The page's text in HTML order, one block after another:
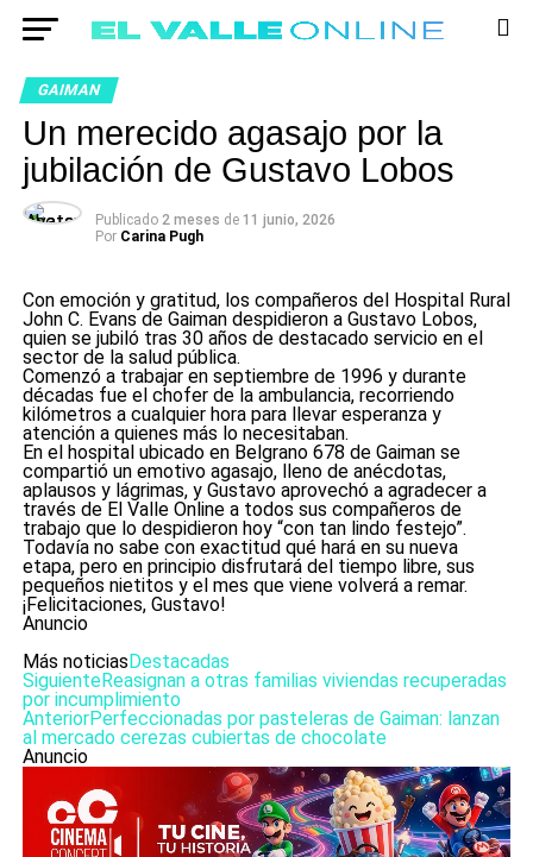
GAIMAN
Un merecido agasajo por la
jubilación de Gustavo Lobos
Publicado 2 meses de 11 junio, 2026
Por Carina Pugh
Con emoción y gratitud, los compañeros del Hospital Rural
John C. Evans de Gaiman despidieron a Gustavo Lobos,
quien se jubiló tras 30 años de destacado servicio en el
sector de la salud pública.
Comenzó a trabajar en septiembre de 1996 y durante
décadas fue el chofer de la ambulancia, recorriendo
kilómetros a cualquier hora para llevar esperanza y
atención a quienes más lo necesitaban.
En el hospital ubicado en Belgrano 678 de Gaiman se
compartió un emotivo agasajo, lleno de anécdotas,
aplausos y lágrimas, y Gustavo aprovechó a agradecer a
través de El Valle Online a todos sus compañeros de
trabajo que lo despidieron hoy “con tan lindo festejo”.
Todavía no sabe con exactitud qué hará en su nueva
etapa, pero en principio disfrutará del tiempo libre, sus
pequeños nietitos y el mes que viene volverá a remar.
¡Felicitaciones, Gustavo!
Anuncio
Más noticiasDestacadas
SiguienteReasignan a otras familias viviendas recuperadas
por incumplimiento
AnteriorPerfeccionadas por pasteleras de Gaiman: lanzan
al mercado cerezas cubiertas de chocolate
Anuncio